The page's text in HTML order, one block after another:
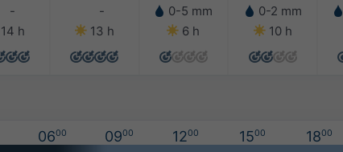
-
14 h
-
13 h
0-5 mm
6 h
0-2 mm
10 h
0600 0900 1200 1500 1800